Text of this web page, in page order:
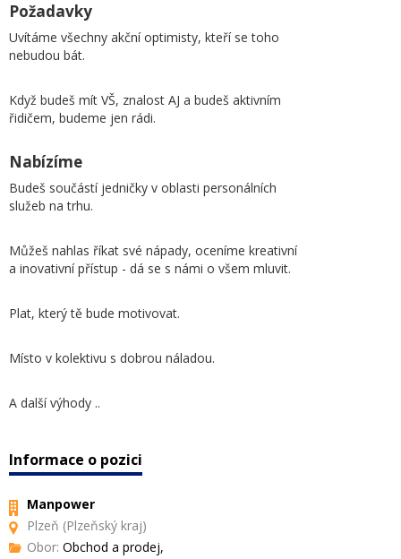
Požadavky
Uvítáme všechny akční optimisty, kteří se toho
nebudou bát.
Když budeš mít VŠ, znalost AJ a budeš aktivním
řidičem, budeme jen rádi.
Nabízíme
Budeš součástí jedničky v oblasti personálních
služeb na trhu.
Můžeš nahlas říkat své nápady, oceníme kreativní
a inovativní přístup - dá se s námi o všem mluvit.
Plat, který tě bude motivovat.
Místo v kolektivu s dobrou náladou.
A další výhody ..
Informace o pozici
Manpower
Plzeň (Plzeňský kraj)
Obor: Obchod a prodej,